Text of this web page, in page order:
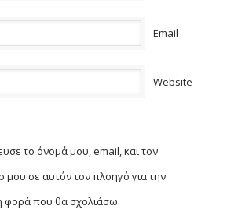
Email
Website
το όνομά μου, email, και τον
μου σε αυτόν τον πλοηγό για την
φορά που θα σχολιάσω.